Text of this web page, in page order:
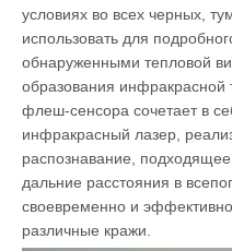
условиях во всех черных,
использовать для
обнаруженными тепловой
образования инфракрасной
флеш-сенсора сочетает в
инфракрасный лазер,
распознавание,
дальние расстояния в
своевременно и
различные кражи.